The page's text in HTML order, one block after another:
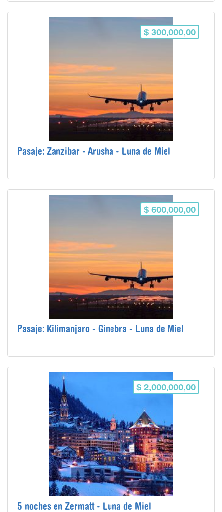
$ 300,000,00
Pasaje: Zanzibar - Arusha - Luna de Miel
$ 600,000,00
Pasaje: Kilimanjaro - Ginebra - Luna de Miel
$ 2,000,000,00
5 noches en Zermatt - Luna de Miel